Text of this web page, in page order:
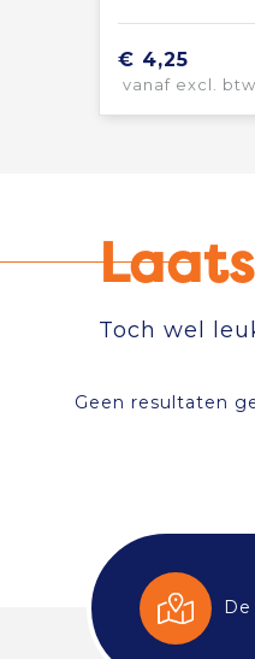
€ 4,25
vanaf excl. btw
Toch wel
Geen resultaten